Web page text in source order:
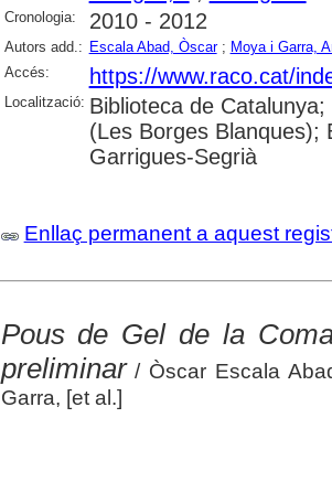
Cronologia: 2010 - 2012
Autors add.: Escala Abad, Òscar; Moya i Garra,
Accés:
https://www.raco.cat/
Localització: Biblioteca de
(Les Borges Blanques);
Garrigues-Segrià
Enllaç permanent a aquest
Pous de Gel de la
preliminar/ Òscar Escala
Garra, [et al.]